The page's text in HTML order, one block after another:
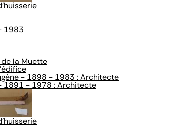
1983
la Muette
- 1898 - 1983 : Architecte
1891 - 1978 : Architecte